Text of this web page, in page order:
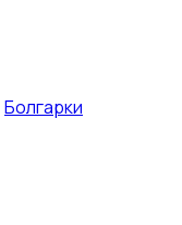
Болгарки